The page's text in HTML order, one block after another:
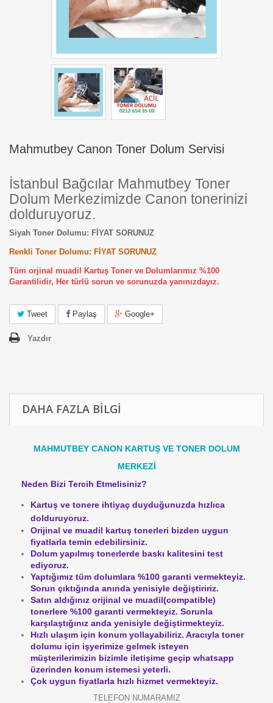
Mahmutbey Canon Toner Dolum Servisi
İstanbul Bağcılar Mahmutbey Toner
Dolum Merkezimizde Canon tonerinizi
dolduruyoruz.
Siyah Toner Dolumu: FİYAT SORUNUZ
Renkli Toner Dolumu: FİYAT SORUNUZ
Tüm orjinal muadil Kartuş Toner ve Dolumlarımız %100
Garantilidir, Her türlü sorun ve sorunuzda yanınızdayız.
Tweet Paylaş Google+
Yazdır
DAHA FAZLA BILGI
MAHMUTBEY CANON KARTUŞ VE TONER DOLUM
MERKEZİ
Neden Bizi Tercih Etmelisiniz?
Kartuş ve tonere ihtiyaç duyduğunuzda hızlıca
dolduruyoruz.
Orijinal ve muadil kartuş tonerleri bizden uygun
fiyatlarla temin edebilirsiniz.
Dolum yapılmış tonerlerde baskı kalitesini test
ediyoruz.
Yaptığımız tüm dolumlara %100 garanti vermekteyiz.
Sorun çıktığında anında yenisiyle değiştiririz.
Satın aldığınız orijinal ve muadil(compatible)
tonerlere %100 garanti vermekteyiz. Sorunla
karşılaştığınız anda yenisiyle değiştirmekteyiz.
Hızlı ulaşım için konum yollayabiliriz. Aracıyla toner
dolumu için işyerimize gelmek isteyen
müşterilerimizin bizimle iletişime geçip whatsapp
üzerinden konum istemesi yeterli.
Çok uygun fiyatlarla hızlı hizmet vermekteyiz.
TELEFON NUMARAMIZ